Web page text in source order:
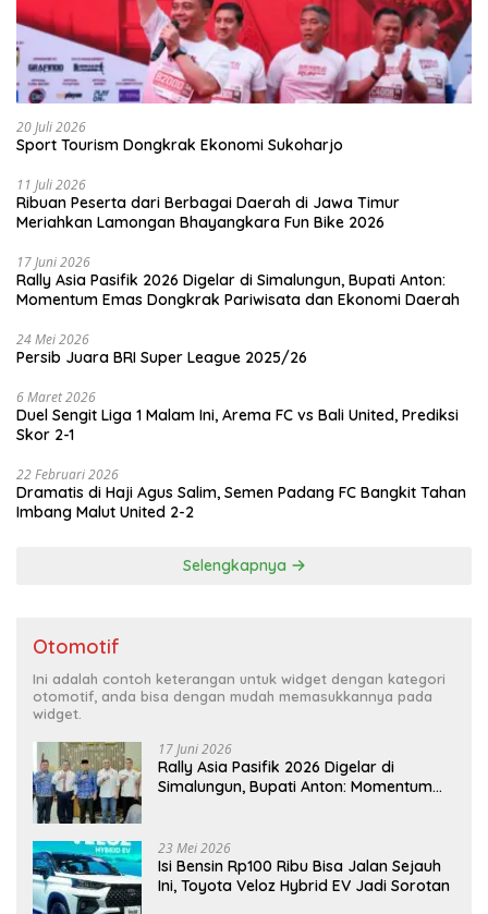
20 Juli 2026
Sport Tourism Dongkrak Ekonomi Sukoharjo
11 Juli 2026
Ribuan Peserta dari Berbagai Daerah di Jawa Timur
Meriahkan Lamongan Bhayangkara Fun Bike 2026
17 Juni 2026
Rally Asia Pasifik 2026 Digelar di Simalungun, Bupati Anton:
Momentum Emas Dongkrak Pariwisata dan Ekonomi Daerah
24 Mei 2026
Persib Juara BRI Super League 2025/26
6 Maret 2026
Duel Sengit Liga 1 Malam Ini, Arema FC vs Bali United, Prediksi
Skor 2-1
22 Februari 2026
Dramatis di Haji Agus Salim, Semen Padang FC Bangkit Tahan
Imbang Malut United 2-2
Selengkapnya
Otomotif
Ini adalah contoh keterangan untuk widget dengan kategori
otomotif, anda bisa dengan mudah memasukkannya pada
widget.
17 Juni 2026
Rally Asia Pasifik 2026 Digelar di
Simalungun, Bupati Anton: Momentum
23 Mei 2026
Isi Bensin Rp100 Ribu Bisa Jalan Sejauh
Ini, Toyota Veloz Hybrid EV Jadi Sorotan